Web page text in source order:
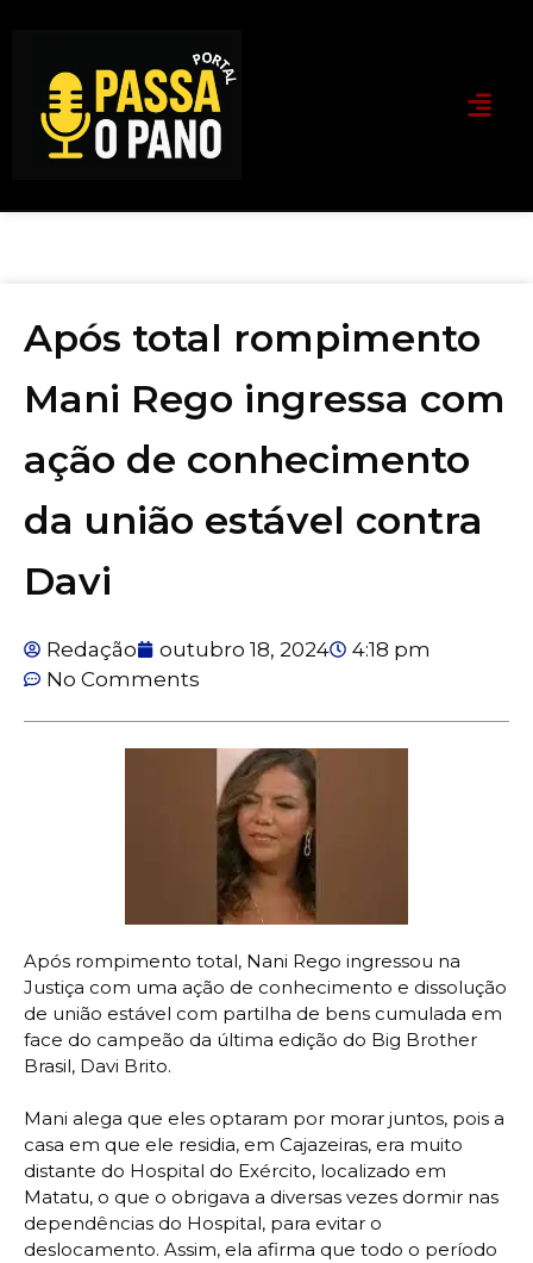
Após total rompimento
Mani Rego ingressa com
ação de conhecimento
da união estável contra
Davi
Redação outubro 18, 2024
4:18 pm
No Comments
Após rompimento total, Nani Rego ingressou na
Justiça com uma ação de conhecimento e dissolução
de união estável com partilha de bens cumulada em
face do campeão da última edição do Big Brother
Brasil, Davi Brito.
Mani alega que eles optaram por morar juntos, pois a
casa em que ele residia, em Cajazeiras, era muito
distante do Hospital do Exército, localizado em
Matatu, o que o obrigava a diversas vezes dormir nas
dependências do Hospital, para evitar o
deslocamento. Assim, ela afirma que todo o período